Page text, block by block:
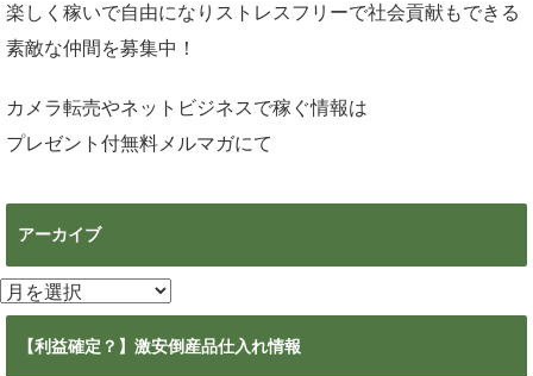
楽しく稼いで自由になりストレスフリーで社会貢献もできる
素敵な仲間を募集中！
カメラ転売やネットビジネスで稼ぐ情報は
プレゼント付無料メルマガにて
アーカイブ
ア
ー
【利益確定？】激安倒産品仕入れ情報